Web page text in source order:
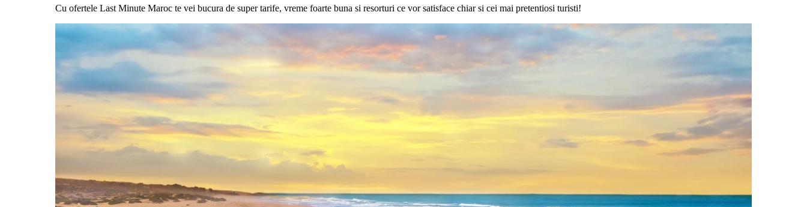
Cu ofertele Last Minute Maroc te vei bucura de super tarife, vreme foarte buna si resorturi ce vor satisface chiar si cei mai pretentiosi turisti!